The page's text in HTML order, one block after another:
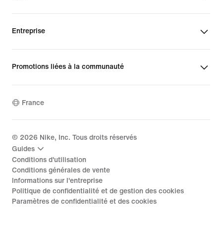
Entreprise
Promotions liées à la communauté
France
© 2026 Nike, Inc. Tous droits réservés
Guides
Conditions d'utilisation
Conditions générales de vente
Informations sur l'entreprise
Politique de confidentialité et de gestion des cookies
Paramètres de confidentialité et des cookies